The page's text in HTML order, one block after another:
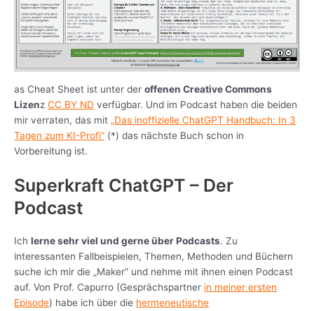
as Cheat Sheet ist unter der offenen Creative Commons
Lizenz CC BY ND verfügbar. Und im Podcast haben die beiden
mir verraten, das mit „Das inoffizielle ChatGPT Handbuch: In 3
Tagen zum KI-Profi“ (*) das nächste Buch schon in
Vorbereitung ist.
Superkraft ChatGPT – Der
Podcast
Ich lerne sehr viel und gerne über Podcasts. Zu
interessanten Fallbeispielen, Themen, Methoden und Büchern
suche ich mir die „Maker“ und nehme mit ihnen einen Podcast
auf. Von Prof. Capurro (Gesprächspartner in meiner ersten
Episode) habe ich über die hermeneutische